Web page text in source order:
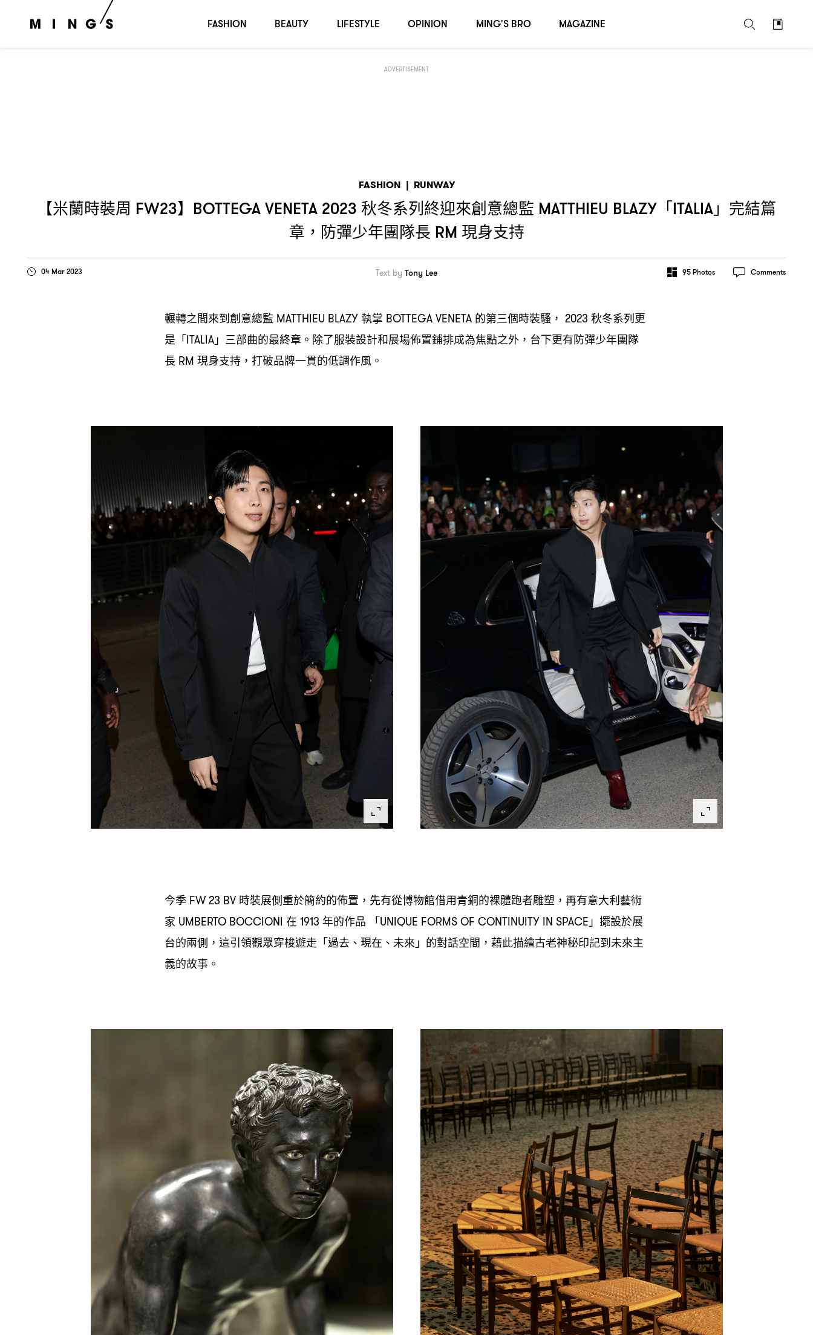
ADVERTISEMENT
FASHION | RUNWAY
【米蘭時裝周 FW23】 BOTTEGA VENETA 2023 秋冬系列終迎來創意總監 MATTHIEU BLAZY 「ITALIA」完結篇
章 ， 防彈少年團隊長 RM 現身支持
04 Mar 2023 Text by Tony Lee 95Photos Comments
輾轉之間來到創意總監 MATTHIEU BLAZY 執掌 BOTTEGA VENETA 的第三個時裝騷 ， 2023 秋冬系列更
是「ITALIA」三部曲的最終章。除了服裝設計和展場佈置鋪排成為焦點之外 ， 台下更有防彈少年團隊
長 RM 現身支持 ， 打破品牌一貫的低調作風。
今季 FW 23 BV 時裝展側重於簡約的佈置 ， 先有從博物館借用青銅的裸體跑者雕塑 ， 再有意大利藝術
家 UMBERTO BOCCIONI 在 1913 年的作品 「UNIQUE FORMS OF CONTINUITY IN SPACE 」擺設於展
台的兩側 ， 這引領觀眾穿梭遊走「過去、現在、未來」的對話空間 ， 藉此描繪古老神秘印記到未來主
義的故事。
FASHION BEAUTY LIFESTYLE OPINION MING'S BRO MAGAZINE
【米蘭時裝周FW23 BOTTEGA VENETA 2023 MATTHIEU BLAZY ITALIA